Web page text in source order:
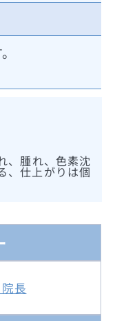
、腫れ、色素沈
、仕上がりは個
長